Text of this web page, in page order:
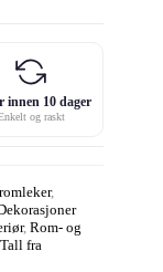
innen 10 dager
og raskt
,
, Rom- og
Tall fra